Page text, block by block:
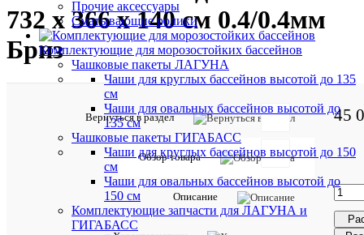
Прочие аксессуары
Сматывающие ролики
Комплектующие для морозостойких бассейнов
Чашковые пакеты ЛАГУНА
Чаши для круглых бассейнов высотой до 135
см
Чаши для овальных бассейнов высотой до
135 см
Чашковые пакеты ГИГАБАСС
Чаши для круглых бассейнов высотой до 150
см
Чаши для овальных бассейнов высотой до
150 см
Комплектующие запчасти для ЛАГУНА и
ГИГАБАСС
732 х 366 х 140 см 0.4/0.4мм
Бриз
Вернуться в раздел
Обзор товара
Описание
товара:
крепления:
45